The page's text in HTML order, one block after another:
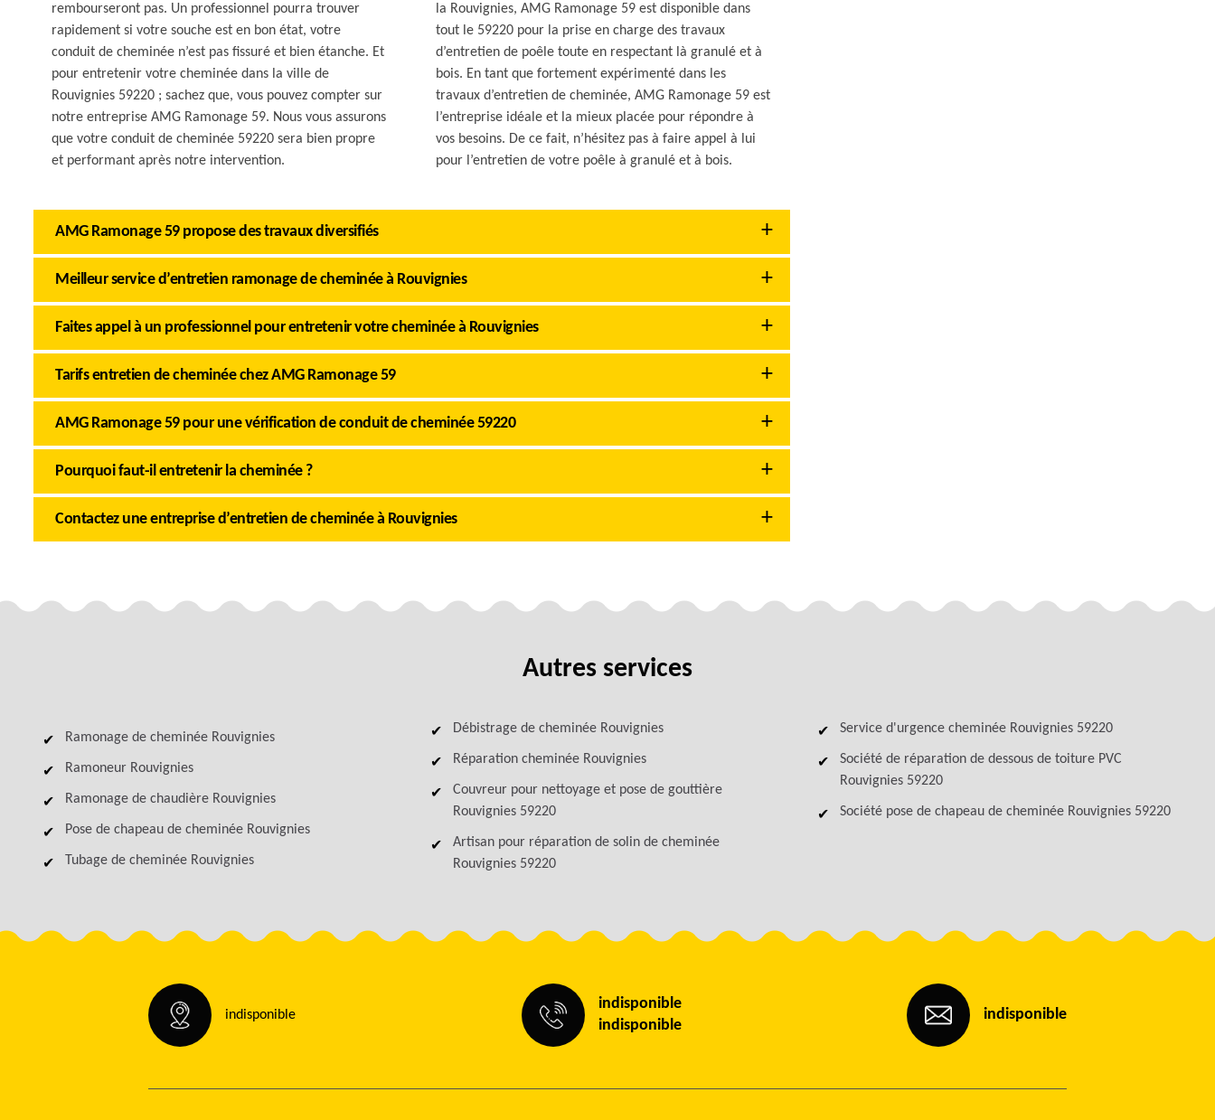
rembourseront pas. Un professionnel pourra trouver
rapidement si votre souche est en bon état, votre
conduit de cheminée n’est pas fissuré et bien étanche. Et
pour entretenir votre cheminée dans la ville de
Rouvignies 59220 ; sachez que, vous pouvez compter sur
notre entreprise AMG Ramonage 59. Nous vous assurons
que votre conduit de cheminée 59220 sera bien propre
et performant après notre intervention.
la Rouvignies, AMG Ramonage 59 est disponible dans
tout le 59220 pour la prise en charge des travaux
d’entretien de poêle toute en respectant là granulé et à
bois. En tant que fortement expérimenté dans les
travaux d’entretien de cheminée, AMG Ramonage 59 est
l’entreprise idéale et la mieux placée pour répondre à
vos besoins. De ce fait, n’hésitez pas à faire appel à lui
pour l’entretien de votre poêle à granulé et à bois.
AMG Ramonage 59 propose des travaux diversifiés
Meilleur service d’entretien ramonage de cheminée à Rouvignies
Faites appel à un professionnel pour entretenir votre cheminée à Rouvignies
Tarifs entretien de cheminée chez AMG Ramonage 59
AMG Ramonage 59 pour une vérification de conduit de cheminée 59220
Pourquoi faut-il entretenir la cheminée ?
Contactez une entreprise d’entretien de cheminée à Rouvignies
Autres services
Ramonage de cheminée Rouvignies
Ramoneur Rouvignies
Ramonage de chaudière Rouvignies
Pose de chapeau de cheminée Rouvignies
Tubage de cheminée Rouvignies
Débistrage de cheminée Rouvignies
Réparation cheminée Rouvignies
Couvreur pour nettoyage et pose de gouttière
Rouvignies 59220
Artisan pour réparation de solin de cheminée
Rouvignies 59220
Service d'urgence cheminée Rouvignies 59220
Société de réparation de dessous de toiture PVC
Rouvignies 59220
Société pose de chapeau de cheminée Rouvignies 59220
indisponible
indisponible
indisponible
indisponible